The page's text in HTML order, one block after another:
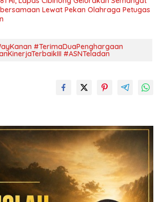
Lewat Pekan Olahraga Petugas
#TerimaDuaPenghargaan
#ASNTeladan